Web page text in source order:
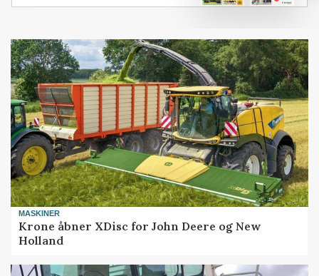
MASKINER
Krone åbner XDisc for John Deere og New
Holland